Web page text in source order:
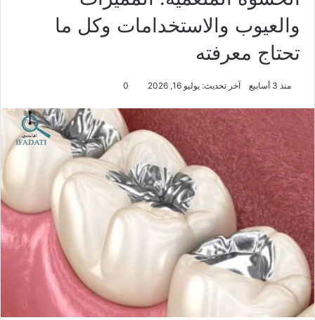
والعيوب والاستخدامات وكل ما
تحتاج معرفته
منذ 3 أسابيع آخر تحديث: يوليو 16, 2026 0